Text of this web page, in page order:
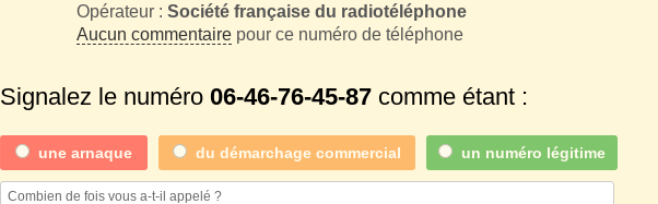
Opérateur : Société française du radiotéléphone
Aucun commentairepour ce numéro de téléphone
Signalez le numéro 06-46-76-45-87 comme étant :
une arnaque du démarchage commercial un numéro légitime